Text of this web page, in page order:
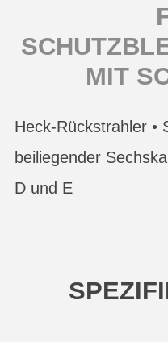
MIT
Heck-Rückstrahler •
beiliegender
D und E